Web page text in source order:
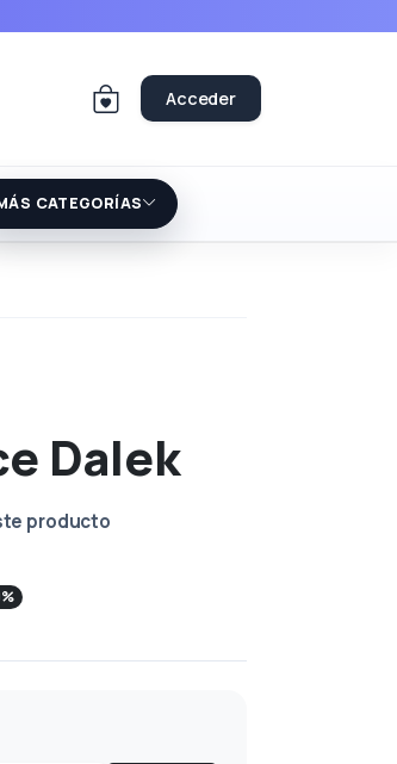
Acceder
CATEGORÍAS
Dalek
producto